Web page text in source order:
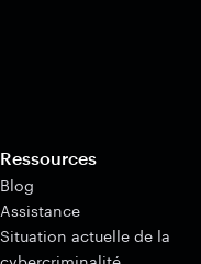
Ressources
Blog
Assistance
Situation actuelle de la